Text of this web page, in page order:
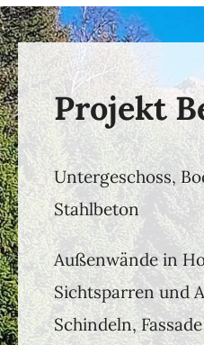
Projekt
Untergeschoss,
Stahlbeton
Außenwände in
Sichtsparren und
Schindeln,